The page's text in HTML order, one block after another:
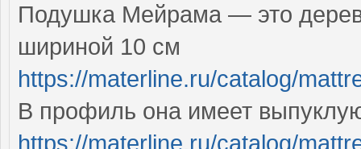
Подушка Мейрама — это
шириной 10 см
https://materline.ru/catalog/
В профиль она имеет
https://materline.ru/catalog/